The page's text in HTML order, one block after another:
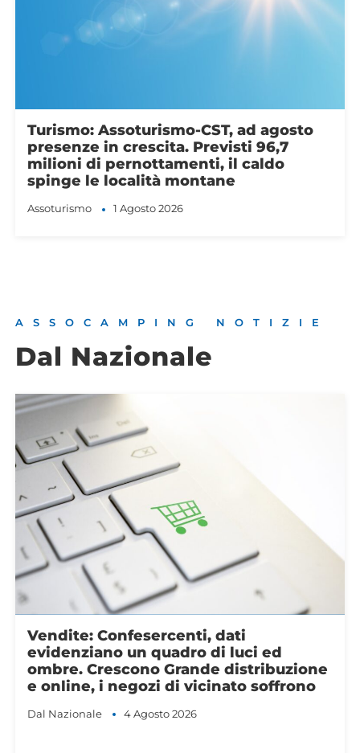
Messina (Assoturismo): “Agrigento
trasformi il patrimonio culturale in
sviluppo stabile per il turismo”
Assoturismo
ASSOCAMPING NOTIZIE
Dal Nazionale
Istat: Confesercenti, segnali di
miglioramento per Pil, fiducia e
inflazione. Ora misure per sostenere la
crescita e la domanda interna
Dal Nazionale 31 Luglio 2026